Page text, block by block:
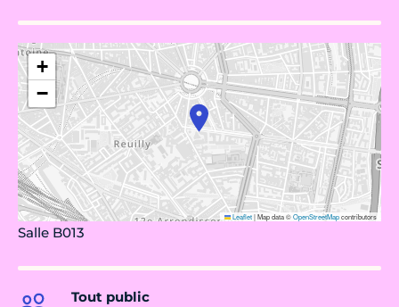
+
−
Leaflet|Map data ©OpenStreetMapcontributors
Salle B013
Tout public